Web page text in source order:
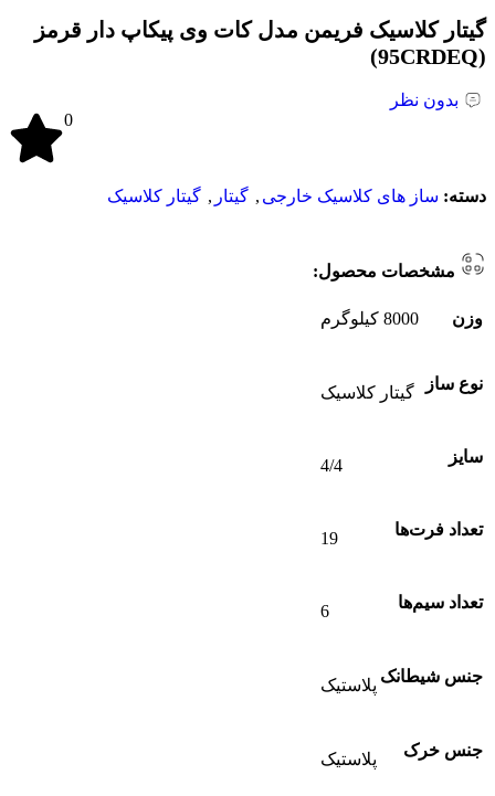
گیتار کلاسیک فریمن مدل کات وی پیکاپ دار قرمز
(95CRDEQ)
بدون نظر
0
دسته: ساز های کلاسیک خارجی , گیتار , گیتار کلاسیک
مشخصات محصول:
وزن 8000 کیلوگرم
نوع ساز گیتار کلاسیک
سایز 4/4
تعداد فرت‌ها 19
تعداد سیم‌ها 6
جنس شیطانک پلاستیک
جنس خرک پلاستیک